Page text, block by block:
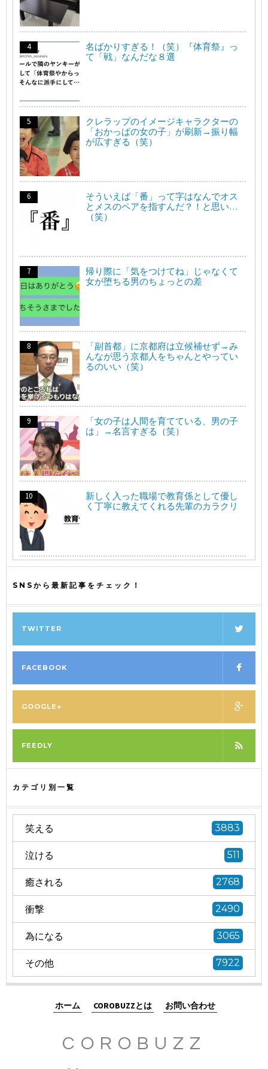
名ばかりすぎる！（笑）『体育祭』っ
て「戦」なんだな８選
クレラップのイメージキャラクターの
「おかっぱの女の子」が刷新→振り幅
が広すぎる（笑）
そういえば「番」って字はなんでオス
とメスのペアを指すんだ？！と思い…
（笑）
帰り際に「気をつけてね」じゃなくて
女が堕ちる男のちょっとの差
「副首都」に京都府は立候補せず→み
んなが思う京都人をちゃんとやってい
るのいい（笑）
「女の子は人間を育てている、男の子
は」→名言すぎる（笑）
新しく入った職場で教育係として優し
く丁寧に教えてくれる先輩のカラクリ
SNSから最新記事をチェック！
TWITTER
FACEBOOK
GOOGLE+
FEEDLY
カテゴリ別一覧
笑える 3883
泣ける 511
癒される 2768
衝撃 2490
為になる 3065
その他 7922
ホーム COROBUZZとは お問い合わせ
COROBUZZ